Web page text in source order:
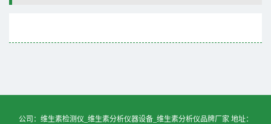
公司：维生素检测仪_维生素分析仪器设备_维生素分析仪品牌厂家 地址：